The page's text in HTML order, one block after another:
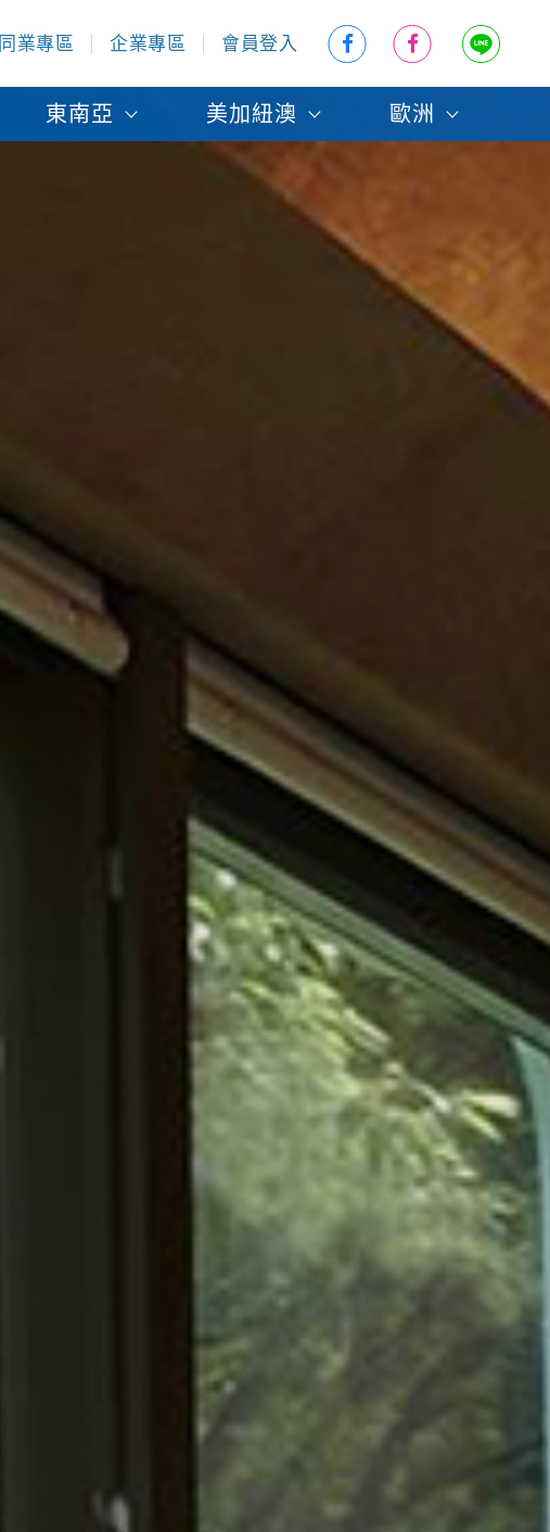
同業專區 企業專區 會員登入
東南亞 美加紐澳 歐洲